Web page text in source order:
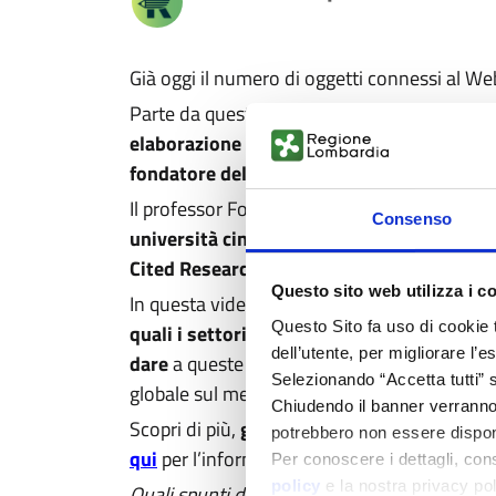
Consenso
Questo sito web utilizza i
Questo Sito fa uso di
dell’utente, per migliorare
Selezionando “Accetta
Chiudendo il banner
potrebbero non essere
Per conoscere i dettagli,
policy e la nostra privacy
Già oggi il numero di oggetti connessi al
Parte da questa premessa per guidarci nel
elaborazione delle informazioni
fondatore dello spin-off Sensyscal S.r.l
Il professor Fortino è associato dell’Istituto
università cinesi
Cited Researcher
In questa video ici racconta dunque quali
quali i settori in cui è e sarà
darea queste specifiche tecnologie, e al
globale sul mercato degli oggetti connessi.
Scopri di più,guarda la video intervista
qui per l’informativa completa sui Cookies):